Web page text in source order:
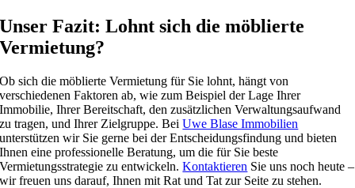
Unser Fazit: Lohnt sich die möblierte
Vermietung?
Ob sich die möblierte Vermietung für Sie lohnt, hängt von
verschiedenen Faktoren ab, wie zum Beispiel der Lage Ihrer
Immobilie, Ihrer Bereitschaft, den zusätzlichen Verwaltungsaufwand
zu tragen, und Ihrer Zielgruppe. BeiUwe Blase Immobilien
unterstützen wir Sie gerne bei der Entscheidungsfindung und bieten
Ihnen eine professionelle Beratung, um die für Sie beste
Vermietungsstrategie zu entwickeln.Kontaktieren Sie uns noch heute –
wir freuen uns darauf, Ihnen mit Rat und Tat zur Seite zu stehen.